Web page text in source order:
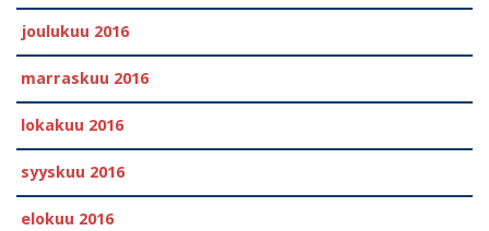
joulukuu 2016
marraskuu 2016
lokakuu 2016
syyskuu 2016
elokuu 2016